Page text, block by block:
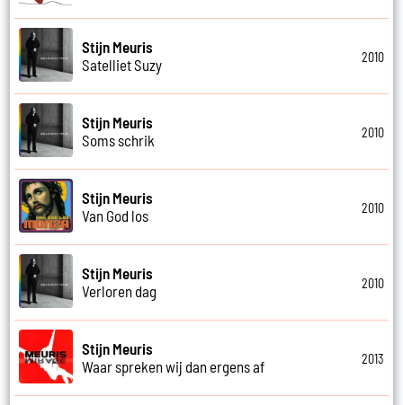
Stijn Meuris
Satelliet Suzy
2010
Stijn Meuris
Soms schrik
2010
Stijn Meuris
Van God los
2010
Stijn Meuris
Verloren dag
2010
Stijn Meuris
Waar spreken wij dan ergens af
2013